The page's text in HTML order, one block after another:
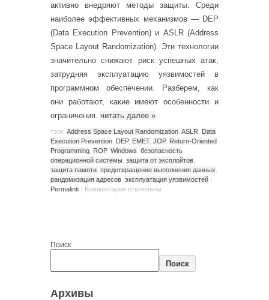
активно внедряют методы защиты. Среди
наиболее эффективных механизмов — DEP
(Data Execution Prevention) и ASLR (Address
Space Layout Randomization). Эти технологии
значительно снижают риск успешных атак,
затрудняя эксплуатацию уязвимостей в
программном обеспечении. Разберем, как
они работают, какие имеют особенности и
ограничения. читать далее »
тэги: Address Space Layout Randomization ASLR
Data
Execution Prevention DEP, EMET, JOP, Return-Oriented
Programming ROP, Windows безопасность
операционной системы защита от эксплойтов
защита памяти предотвращение выполнения данных
рандомизация адресов эксплуатация уязвимостей |
Permalink | Комментарии отключены
Поиск
Поиск
Архивы